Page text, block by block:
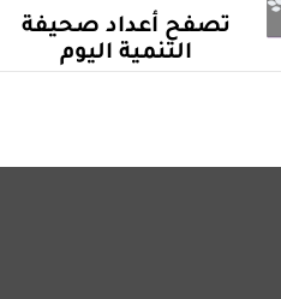
تصفح أعداد صحيفة
التنمية اليوم